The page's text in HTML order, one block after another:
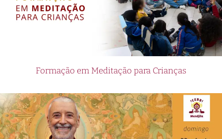
Formação em Meditação para Crianças